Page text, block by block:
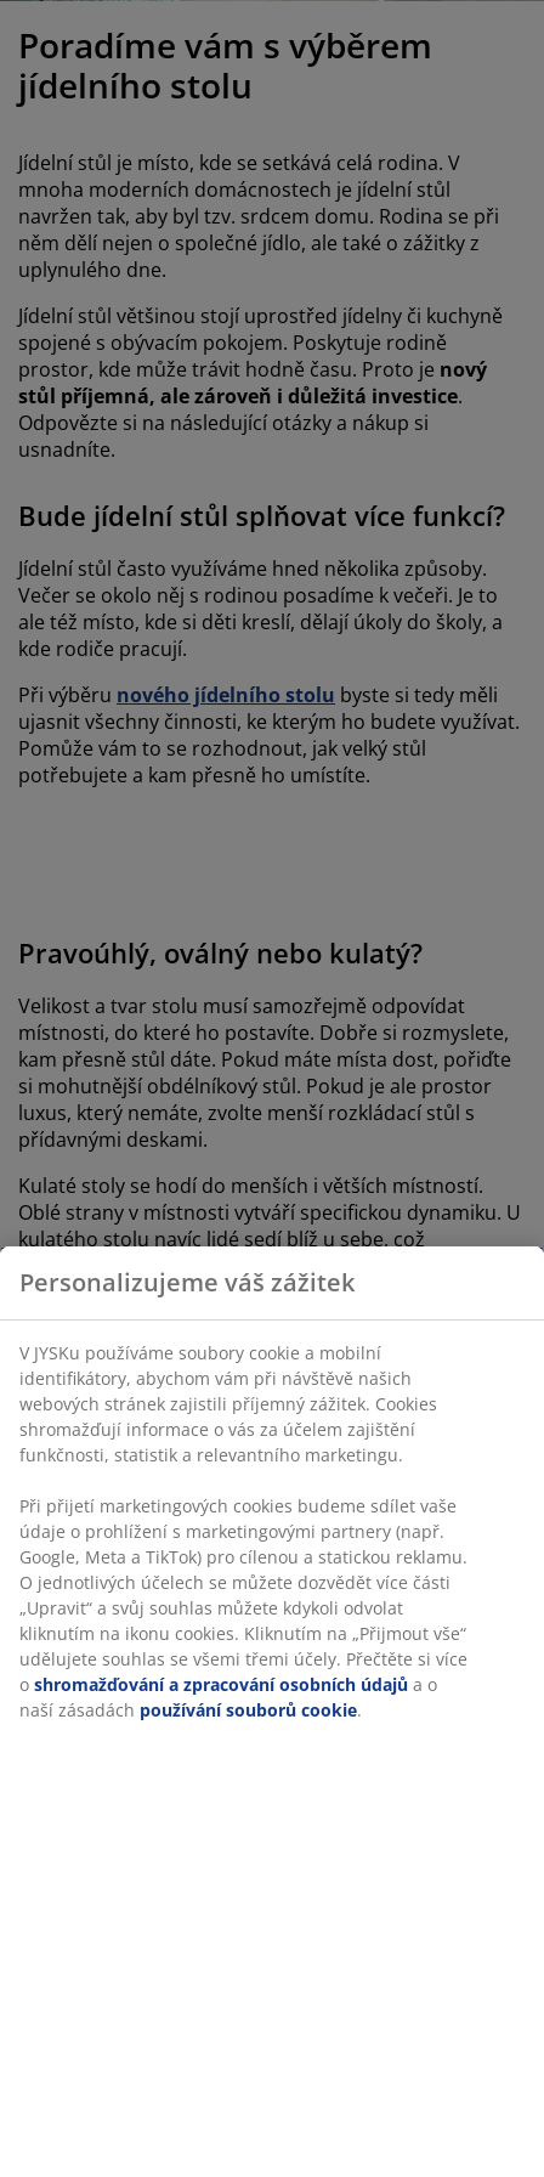
skříněrámy s úložným prostorem
matrace
postele
o nábytek/doplňky
osvětlení
mazlíčky
Poradíme vám s výběrem
jídelního stolu
Jídelní stůl je místo, kde se setkává celá rodina. V
mnoha moderních domácnostech je jídelní stůl
navržen tak, aby byl tzv. srdcem domu. Rodina se při
něm dělí nejen o společné jídlo, ale také o zážitky z
uplynulého dne.
Jídelní stůl většinou stojí uprostřed jídelny či kuchyně
spojené s obývacím pokojem. Poskytuje rodině
prostor, kde může trávit hodně času. Proto je nový
stůl příjemná, ale zároveň i důležitá investice.
Odpovězte si na následující otázky a nákup si
usnadníte.
Bude jídelní stůl splňovat více funkcí?
Jídelní stůl často využíváme hned několika způsoby.
Večer se okolo něj s rodinou posadíme k večeři. Je to
ale též místo, kde si děti kreslí, dělají úkoly do školy, a
kde rodiče pracují.
Při výběru nového jídelního stolu byste si tedy měli
ujasnit všechny činnosti, ke kterým ho budete využívat.
Pomůže vám to se rozhodnout, jak velký stůl
potřebujete a kam přesně ho umístíte.
Pravoúhlý, oválný nebo kulatý?
Velikost a tvar stolu musí samozřejmě odpovídat
místnosti, do které ho postavíte. Dobře si rozmyslete,
kam přesně stůl dáte. Pokud máte místa dost, pořiďte
si mohutnější obdélníkový stůl. Pokud je ale prostor
luxus, který nemáte, zvolte menší rozkládací stůl s
přídavnými deskami.
Kulaté stoly se hodí do menších i větších místností.
Oblé strany v místnosti vytváří specifickou dynamiku. U
kulatého stolu navíc lidé sedí blíž u sebe, což
zpříjemňuje konverzaci. Určitě ale dbejte na to, abyste
ke kulatému stolu vybrali židle, které se k němu budou
hodit.
Stylový, praktický anebo moderní?
Jídelní stůl může být rustikální, jednoduchý, stylový,
moderní, praktický nebo exkluzivní. Možností je
stylově zapadne do vaší domácnosti a splní všechny
vaše požadavky. Jídelní stůl může být dominantou
místnosti nebo jemně doplňovat celkový vzhled
interiéru. Před koupí nového stolu si uvědomte, jaký
styl hledáte.
Personalizujeme váš zážitek
V JYSKu používáme soubory cookie a mobilní
identifikátory, abychom vám při návštěvě našich
webových stránek zajistili příjemný zážitek. Cookies
shromažďují informace o vás za účelem zajištění
funkčnosti, statistik a relevantního marketingu.
Při přijetí marketingových cookies budeme sdílet vaše
údaje o prohlížení s marketingovými partnery (např.
Google, Meta a TikTok) pro cílenou a statickou reklamu.
O jednotlivých účelech se můžete dozvědět více části
„Upravit“ a svůj souhlas můžete kdykoli odvolat
kliknutím na ikonu cookies. Kliknutím na „Přijmout vše“
udělujete souhlas se všemi třemi účely. Přečtěte si více
o shromažďování a zpracování osobních údajů a o
naší zásadách používání souborů cookie.